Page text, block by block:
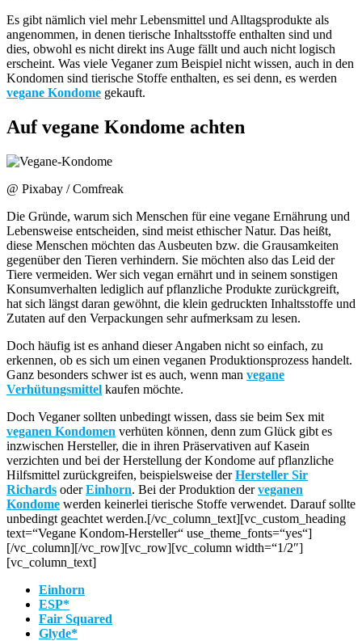
Es gibt nämlich viel mehr Lebensmittel und Alltagsprodukte als
angenommen, in denen tierische Inhaltsstoffe enthalten sind und
dies, obwohl es nicht direkt ins Auge fällt und auch nicht logisch
erscheint. Was viele Veganer zum Beispiel nicht wissen, auch in den
Kondomen sind tierische Stoffe enthalten, es sei denn, es werden
vegane Kondome gekauft.
Auf vegane Kondome achten
@ Pixabay / Comfreak
Die Gründe, warum sich Menschen für eine vegane Ernährung und
Lebensweise entscheiden, sind meist ethischer Natur. Das heißt,
diese Menschen möchten das Ausbeuten bzw. die Grausamkeiten
gegenüber den Tieren verhindern. Sie möchten also das Leid der
Tiere vermeiden. Wer sich vegan ernährt und in seinem sonstigen
Konsumverhalten lediglich auf pflanzliche Produkte zurückgreift,
hat sich längst daran gewöhnt, die klein gedruckten Inhaltsstoffe und
Zutaten auf den Verpackungen sehr aufmerksam zu lesen.
Doch häufig ist es anhand dieser Angaben nicht so einfach, zu
erkennen, ob es sich um einen veganen Produktionsprozess handelt.
Ganz besonders schwer ist es auch, wenn man vegane
Verhütungsmittel kaufen möchte.
Doch Veganer sollten unbedingt wissen, dass sie beim Sex mit
veganen Kondomen verhüten können, denn zum Glück gibt es
inzwischen Hersteller, die in ihren Präservativen auf Kasein
verzichten und bei der Herstellung der Kondome auf pflanzliche
Hilfsmittel zurückgreifen, beispielsweise derHersteller Sir
Richards oderEinhorn. Bei der Produktion derveganen
Kondome werden keinerlei tierische Stoffe verwendet. Darauf sollte
unbedingt geachtet werden.[/vc_column_text][vc_custom_heading
text=“Vegane Kondom-Hersteller“ use_theme_fonts=“yes“]
[/vc_column][/vc_row][vc_row][vc_column width=“1/2″]
[vc_column_text]
Einhorn
ESP*
Fair Squared
Glyde*